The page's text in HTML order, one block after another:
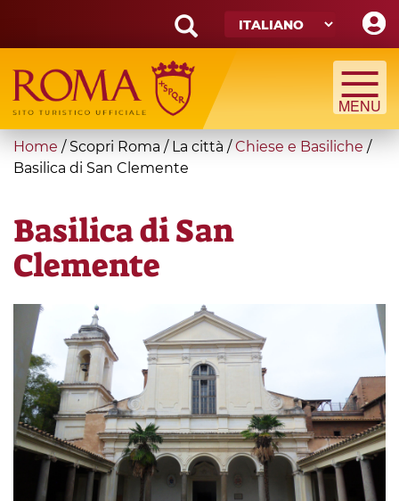
main
content
Search
form
Cerca
You
are
Home / Scopri Roma / La città / Chiese e Basiliche /
Basilica di San Clemente
Basilica di San
Clemente